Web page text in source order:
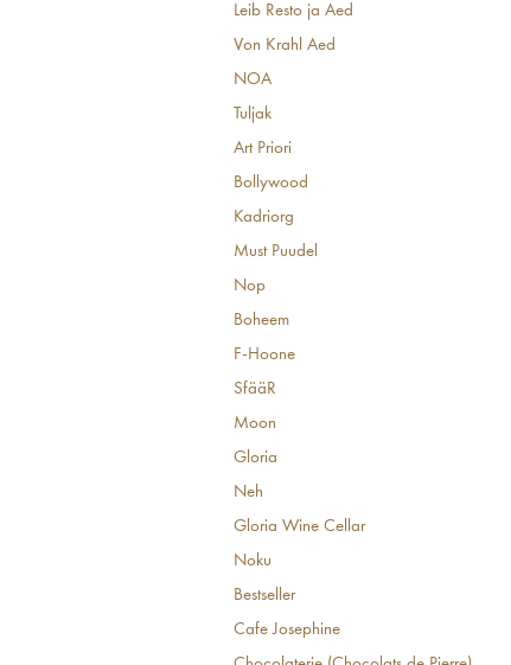
Leib Resto ja Aed
Von Krahl Aed
NOA
Tuljak
Art Priori
Bollywood
Kadriorg
Must Puudel
Nop
Boheem
F-Hoone
SfääR
Moon
Gloria
Neh
Gloria Wine Cellar
Noku
Bestseller
Cafe Josephine